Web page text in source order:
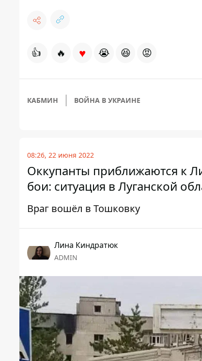
👍 🔥 ♥ 😭 😆 😡
КАБМИН ВОЙНА В УКРАИНЕ
08:26, 22 июня 2022
Оккупанты приближаются к
бои: ситуация в Луганской
Враг вошёл в Тошковку
Лина Киндратюк
ADMIN